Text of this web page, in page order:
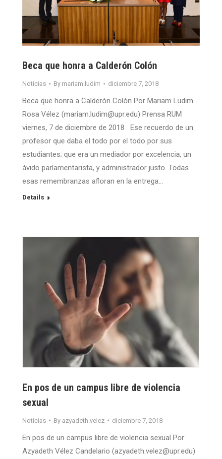
Beca que honra a Calderón Colón
Noticias By mariam.ludim diciembre 7, 2018
Beca que honra a Calderón Colón Por Mariam Ludim
Rosa Vélez (mariam.ludim@upr.edu) Prensa RUM
viernes, 7 de diciembre de 2018 Ese recuerdo de un
profesor que daba el todo por el todo por sus
estudiantes; que era un mediador por excelencia, un
ávido parlamentarista, y administrador justo. Todas
esas remembranzas afloran en la entrega…
Details
En pos de un campus libre de violencia
sexual
Noticias By azyadeth.velez diciembre 7, 2018
En pos de un campus libre de violencia sexual Por
Azyadeth Vélez Candelario (azyadeth.velez@upr.edu)